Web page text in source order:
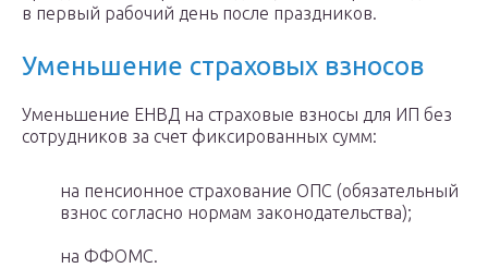
в первый рабочий день после праздников.
Уменьшение страховых взносов
Уменьшение ЕНВД на страховые взносы для ИП без
сотрудников за счет фиксированных сумм:
на пенсионное страхование ОПС (обязательный
взнос согласно нормам законодательства);
на ФФОМС.